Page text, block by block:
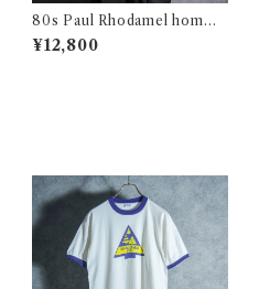
80s Paul Rhodamel homme
s Summer Knit Polo Made i
n France ポール・ロダメネル
¥12,800